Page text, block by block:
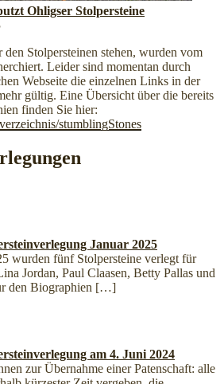
Ohligser Stolpersteine
Stolpersteinen stehen, wurden vom
Leider sind momentan durch
Webseite die einzelnen Links in der
gültig. Eine Übersicht über die bereits
finden Sie hier:
stumblingStones
Januar 2025
wurden fünf Stolpersteine verlegt für
Jordan, Paul Claasen, Betty Pallas und
den Biographien […]
am 4. Juni 2024
zur Übernahme einer Patenschaft: alle